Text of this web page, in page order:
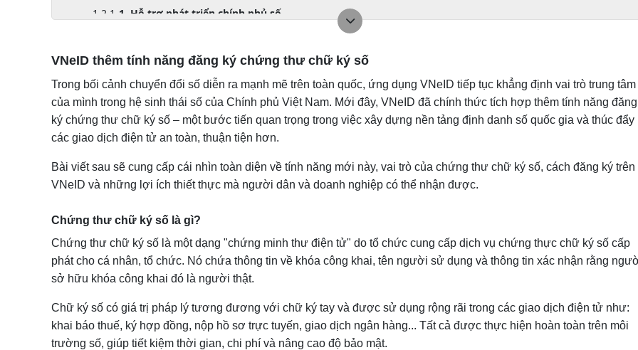
1. Hỗ trợ phát triển chính phủ số
3. Tăng cường bảo mật và tin cậy
Cách đăng ký chứng thư chữ ký số qua ứng dụng VNeID
Bước 1: Cập nhật ứng dụng VNeID
Bước 2: Truy cập tính năng “Chữ ký số”
Bước 4: Lựa chọn nhà cung cấp
Bước 5: Ký và nộp hồ sơ
Những lợi ích khi sử dụng chữ ký số trên VNeID
2. Tăng tính an toàn và hợp pháp
3. Tích hợp toàn diện với dịch vụ công
4. Tăng cường minh bạch trong giao dịch
Vai trò của chứng thư chữ ký số trong chuyển đổi số quốc gia
Những thách thức cần vượt qua
Hướng phát triển trong tương lai
VNeID thêm tính năng đăng ký chứng thư chữ ký số
Trong bối cảnh chuyển đổi số diễn ra mạnh mẽ trên toàn quốc, ứng dụng VNeID tiếp tục khẳng định vai trò trung tâm
của mình trong hệ sinh thái số của Chính phủ Việt Nam. Mới đây, VNeID đã chính thức tích hợp thêm tính năng đăng
ký chứng thư chữ ký số – một bước tiến quan trọng trong việc xây dựng nền tảng định danh số quốc gia và thúc đẩy
các giao dịch điện tử an toàn, thuận tiện hơn.
Bài viết sau sẽ cung cấp cái nhìn toàn diện về tính năng mới này, vai trò của chứng thư chữ ký số, cách đăng ký trên
VNeID và những lợi ích thiết thực mà người dân và doanh nghiệp có thể nhận được.
Chứng thư chữ ký số là gì?
Chứng thư chữ ký số là một dạng "chứng minh thư điện tử" do tổ chức cung cấp dịch vụ chứng thực chữ ký số cấp
phát cho cá nhân, tổ chức. Nó chứa thông tin về khóa công khai, tên người sử dụng và thông tin xác nhận rằng
sở hữu khóa công khai đó là người thật.
Chữ ký số có giá trị pháp lý tương đương với chữ ký tay và được sử dụng rộng rãi trong các giao dịch điện tử như:
khai báo thuế, ký hợp đồng, nộp hồ sơ trực tuyến, giao dịch ngân hàng... Tất cả được thực hiện hoàn toàn trên môi
trường số, giúp tiết kiệm thời gian, chi phí và nâng cao độ bảo mật.